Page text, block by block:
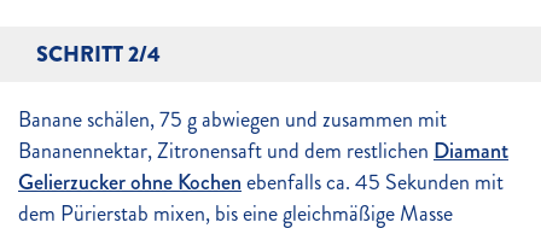
SCHRITT 2/4
Banane schälen, 75 g abwiegen und zusammen mit
Bananennektar, Zitronensaft und dem restlichen Diamant
Gelierzucker ohne Kochenebenfalls ca. 45 Sekunden mit
dem Pürierstab mixen, bis eine gleichmäßige Masse